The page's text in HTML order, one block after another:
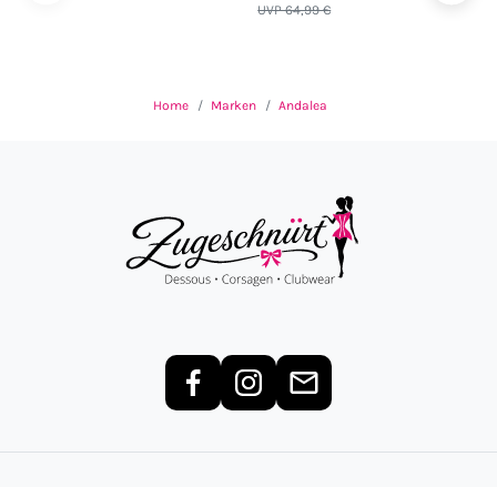
UVP 64,99 €
Home Marken Andalea